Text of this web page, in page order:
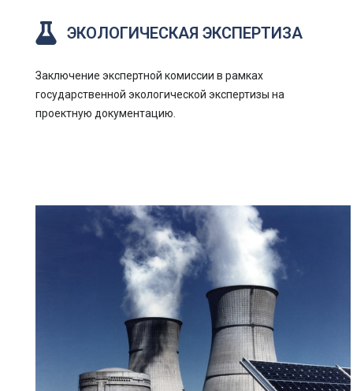
ЭКОЛОГИЧЕСКАЯ ЭКСПЕРТИЗА
Заключение экспертной комиссии в рамках
государственной экологической экспертизы на
проектную документацию.